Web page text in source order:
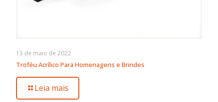
13 de maio de 2022
Troféu Acrílico Para Homenagens e Brindes
Leia mais